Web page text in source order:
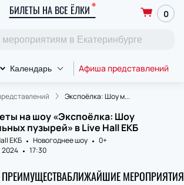
БИЛЕТЫ НА ВСЕ ЁЛКИ 0
Календарь Афиша представлений
Экспоёлка: Шоу м...
на шоу «Экспоёлка: Шоу
пузырей» в Live Hall ЕКБ
ЕКБ Новогоднее шоу
0+
2024
17:30
БЛИЖАЙШИЕ МЕРОПРИЯТИЯ